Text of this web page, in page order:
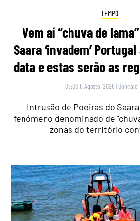
TEMPO
Vem aí “chuva de
Saara ‘invadem’
data e estas serão as
06:00 6 Agosto, 2026 | Gonçalo
Intrusão de Poeiras do
fenómeno denominado de
zonas do território